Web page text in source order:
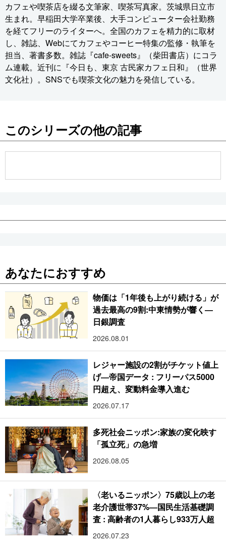
カフェや喫茶店を綴る文筆家、喫茶写真家。茨城県日立市
生まれ。早稲田大学卒業後、大手コンピューター会社勤務
を経てフリーのライターへ。全国のカフェを精力的に取材
し、雑誌、Webにてカフェやコーヒー特集の監修・執筆を
担当、著書多数。雑誌『cafe-sweets』（柴田書店）にコラ
ム連載。近刊に『今日も、東京 古民家カフェ日和』（世界
文化社）。SNSでも喫茶文化の魅力を発信している。
このシリーズの他の記事
あなたにおすすめ
物価は「1年後も上がり続ける」が
過去最高の9割:中東情勢が響く―
日銀調査
2026.08.01
レジャー施設の2割がチケット値上
げ―帝国データ : フリーパス5000
円超え、変動料金導入進む
2026.07.17
多死社会ニッポン:家族の変化映す
「孤立死」の急増
2026.08.05
〈老いるニッポン〉75歳以上の老
老介護世帯37%―国民生活基礎調
査 : 高齢者の1人暮らし933万人超
2026.07.23